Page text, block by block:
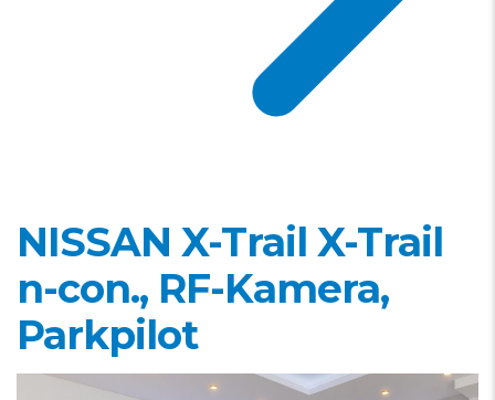
NISSAN X-Trail X-Trail
n-con., RF-Kamera,
Parkpilot